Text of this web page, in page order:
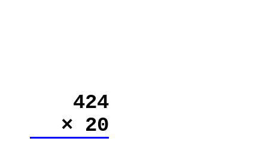
424
× 20